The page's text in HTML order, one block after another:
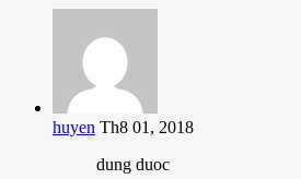
huyen Th8 01, 2018
dung duoc